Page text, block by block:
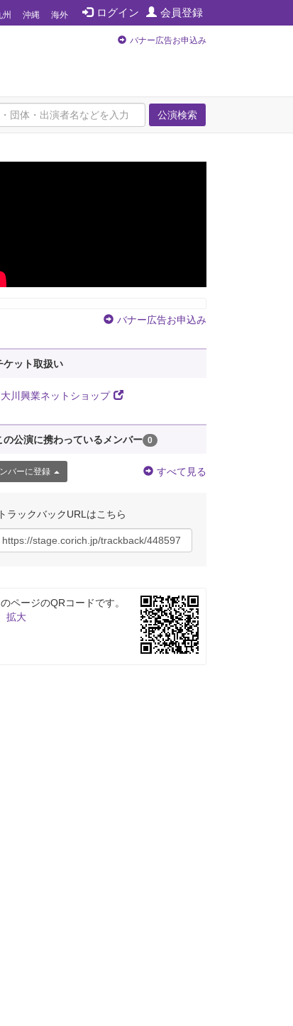
ログイン 会員登録
州 沖縄 海外
バナー広告お申込み
公演検索
バナー広告お申込み
ケット取扱い
大川興業ネットショップ
の公演に携わっているメンバー 0
バーに登録 すべて見る
トラックバックURLはこちら
ページのQRコードです。
拡大